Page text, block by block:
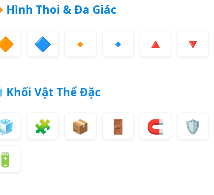
Hình Thoi & Đa Giác
🔷 🔸 🔹 🔺 🔻
Khối Vật Thể Đặc
🧩 📦 🚪 🧲 🛡️